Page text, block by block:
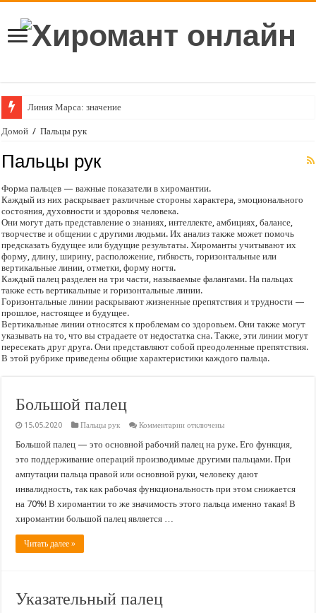
Линия Марса: значение
Линия судьбы: значение в хиромантии
Линия здоровья: значение
Линия сердца на вашей ладони
Пространство между пальцами в хиромантии
Кольцо Соломона на вашей руке
Значение линий браслета
Значение линии успеха (линия Аполлона, Солнца или творчества)
Домой / Пальцы рук
Пальцы рук
Форма пальцев — важные показатели в хиромантии.
Каждый из них раскрывает различные стороны характера, эмоционального
состояния, духовности и здоровья человека.
Они могут дать представление о знаниях, интеллекте, амбициях, балансе,
творчестве и общении с другими людьми. Их анализ также может помочь
предсказать будущее или будущие результаты. Хироманты учитывают их
форму, длину, ширину, расположение, гибкость, горизонтальные или
вертикальные линии, отметки, форму ногтя.
Каждый палец разделен на три части, называемые фалангами. На пальцах
также есть вертикальные и горизонтальные линии.
Горизонтальные линии раскрывают жизненные препятствия и трудности —
прошлое, настоящее и будущее.
Вертикальные линии относятся к проблемам со здоровьем. Они также могут
указывать на то, что вы страдаете от недостатка сна. Также, эти линии могут
пересекать друг друга. Они представляют собой преодоленные препятствия.
В этой рубрике приведены общие характеристики каждого пальца.
Большой палец
15.05.2020 Пальцы рук Комментариик
Большой
палец
отключены
Большой палец — это основной рабочий палец на руке. Его функция,
это поддерживание операций производимые другими пальцами. При
ампутации пальца правой или основной руки, человеку дают
инвалидность, так как рабочая функциональность при этом снижается
на 70%! В хиромантии то же значимость этого пальца именно такая! В
хиромантии большой палец является …
Читать далее »
Указательный палец